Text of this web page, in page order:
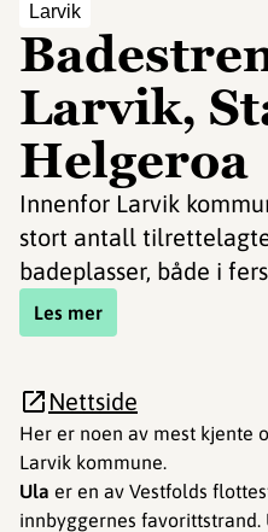
Larvik
Larvik,
Helgeroa
Innenfor Larvik
stort antall
badeplasser, både i
Les mer
Her er noen av mest kjente
Larvik kommune.
Ula er en av Vestfolds
innbyggernes
Nettside